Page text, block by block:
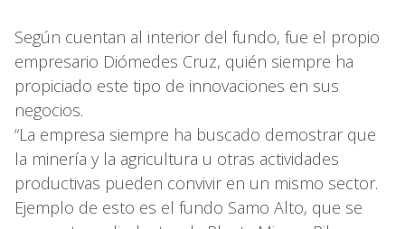
Según cuentan al interior del fundo, fue el propio
empresario Diómedes Cruz, quién siempre ha
propiciado este tipo de innovaciones en sus
negocios.
“La empresa siempre ha buscado demostrar que
la minería y la agricultura u otras actividades
productivas pueden convivir en un mismo sector.
Ejemplo de esto es el fundo Samo Alto, que se